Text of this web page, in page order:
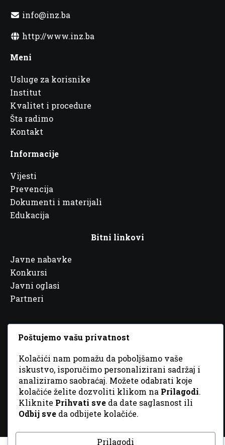
info@inz.ba
http://www.inz.ba
Meni
Usluge za korisnike
Institut
Kvalitet i procedure
Šta radimo
Kontakt
Informacije
Vijesti
Prevencija
Dokumenti i materijali
Edukacija
Bitni linkovi
Javne nabavke
Konkursi
Javni oglasi
Partneri
© 2026 Sva prava zadržana. DizajnGordonDM
Poštujemo vašu privatnost
Kolačići nam pomažu da poboljšamo vaše
iskustvo, isporučimo personalizirani sadržaj i
analiziramo saobraćaj. Možete odabrati koje
kolačiće želite dozvoliti klikom na Prilagodi.
Kliknite Prihvati sve da date saglasnost ili
Odbij sve da odbijete kolačiće.
Prilagodi